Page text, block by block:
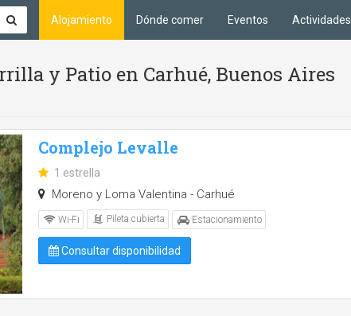
Alojamiento Dónde comer Eventos Actividades
y Patio en Carhué, Buenos Aires
Complejo Levalle
1 estrella
Moreno y Loma Valentina - Carhué
Wi-Fi Pileta cubierta Estacionamiento
Consultar disponibilidad